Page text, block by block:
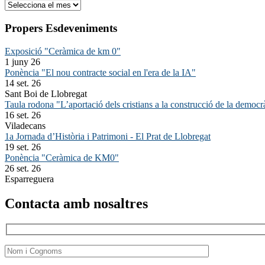
Arxiu
Propers Esdeveniments
Exposició "Ceràmica de km 0"
1 juny 26
Ponència "El nou contracte social en l'era de la IA"
14 set. 26
Sant Boi de Llobregat
Taula rodona "L’aportació dels cristians a la construcció de la
16 set. 26
Viladecans
1a Jornada d’Història i Patrimoni - El Prat de Llobregat
19 set. 26
Ponència "Ceràmica de KM0"
26 set. 26
Esparreguera
Contacta amb nosaltres